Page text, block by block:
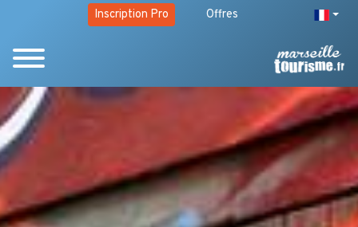
Inscription Pro Offres